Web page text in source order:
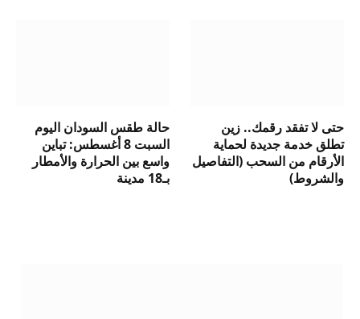
حتى لا تفقد رقمك.. زين
تطلق خدمة جديدة لحماية
الأرقام من السحب (التفاصيل
والشروط)
حالة طقس السودان اليوم
السبت 8 أغسطس: تباين
واسع بين الحرارة والأمطار
بـ18 مدينة